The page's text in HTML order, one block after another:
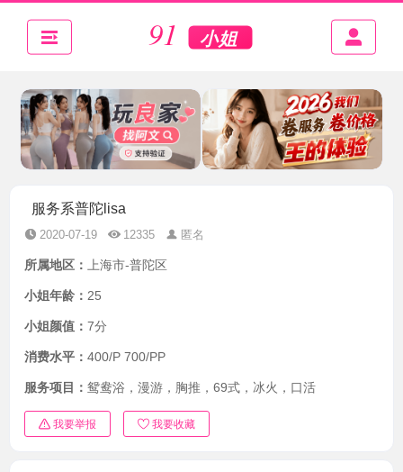
服务系普陀lisa
2020-07-19 12335 匿名
所属地区： 上海市-普陀区
小姐年龄： 25
小姐颜值： 7分
消费水平： 400/P 700/PP
服务项目： 鸳鸯浴，漫游，胸推，69式，冰火，口活
我要举报 我要收藏